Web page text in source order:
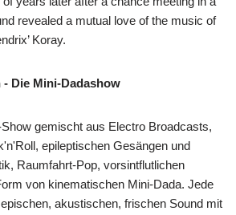
revealed a mutual love of the music of
Koray.
- Die Mini-Dadashow
gemischt aus Electro Broadcasts,
epileptischen Gesängen und
Raumfahrt-Pop, vorsintflutlichen
von kinematischen Mini-Dada. Jede
akustischen, frischen Sound mit